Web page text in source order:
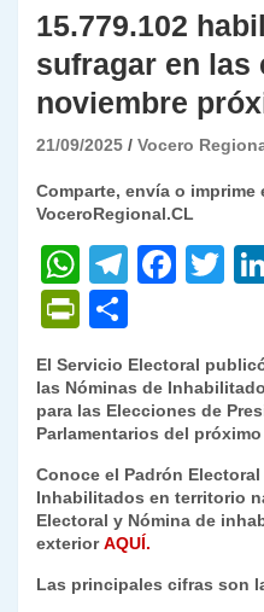
15.779.102
sufragar en las
noviembre
21/09/2025 Vocero
Comparte, envía o
VoceroRegional.CL
W
h
at
s
A
p
T
gr
a
m
F
e
b
o
o
k
T
er
P
ri
nt
Fr
ie
n
dl
y
o
m
p
ar
tir
El Servicio Electoral
las Nóminas de
para las Elecciones de
Parlamentarios del
Conoce el Padrón
Inhabilitados en territorio
Electoral y Nómina de
exteriorAQUÍ.
Las principales cifras son